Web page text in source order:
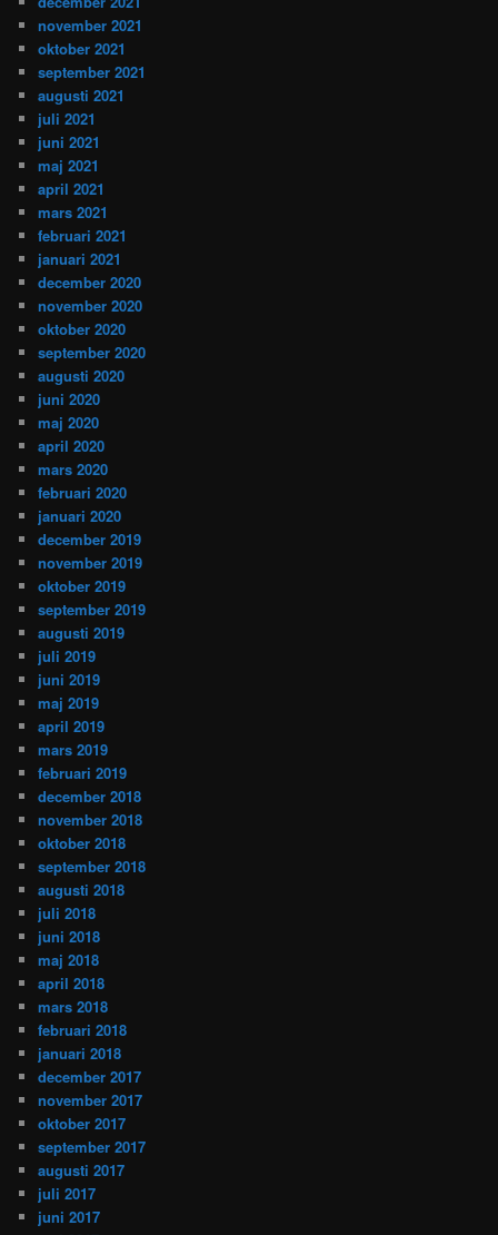
november 2021
oktober 2021
september 2021
augusti 2021
juli 2021
juni 2021
maj 2021
april 2021
mars 2021
februari 2021
januari 2021
december 2020
november 2020
oktober 2020
september 2020
augusti 2020
juni 2020
maj 2020
april 2020
mars 2020
februari 2020
januari 2020
december 2019
november 2019
oktober 2019
september 2019
augusti 2019
juli 2019
juni 2019
maj 2019
april 2019
mars 2019
februari 2019
december 2018
november 2018
oktober 2018
september 2018
augusti 2018
juli 2018
juni 2018
maj 2018
april 2018
mars 2018
februari 2018
januari 2018
december 2017
november 2017
oktober 2017
september 2017
augusti 2017
juli 2017
juni 2017